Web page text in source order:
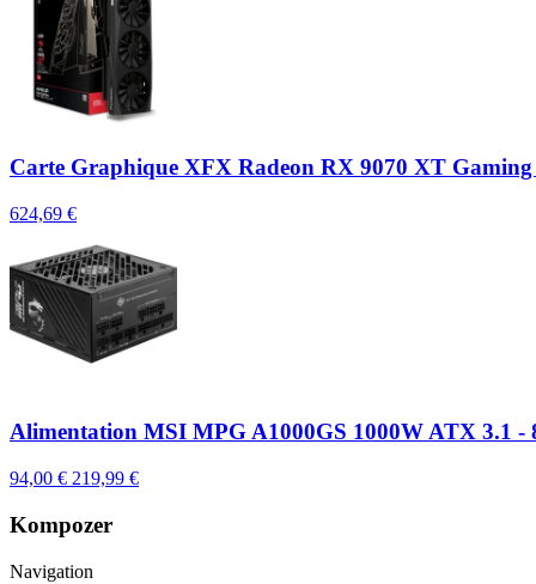
Carte Graphique XFX Radeon RX 9070 XT
624,69 €
Alimentation MSI MPG A1000GS 1000W ATX 3.1 -
94,00 € 219,99 €
Kompozer
Navigation